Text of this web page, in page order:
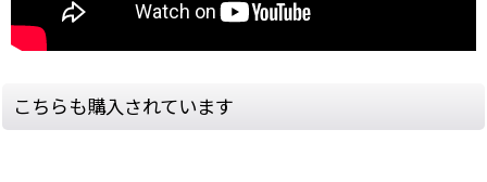
こちらも購入されています